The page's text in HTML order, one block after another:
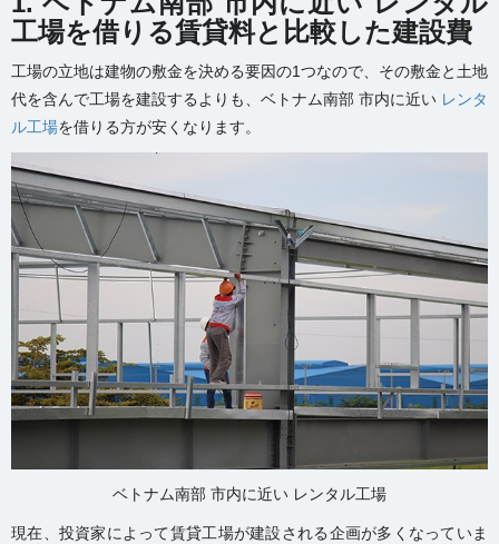
工場を借りる賃貸料と比較した建設費
工場の立地は建物の敷金を決める要因の1つなので、その敷金と土地
代を含んで工場を建設するよりも、ベトナム南部 市内に近い レンタ
ル工場を借りる方が安くなります。
ベトナム南部 市内に近い レンタル工場
現在、投資家によって賃貸工場が建設される企画が多くなっていま